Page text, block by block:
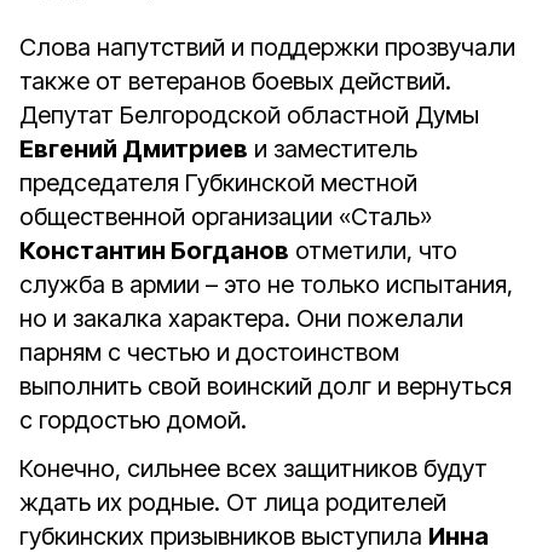
Слова напутствий и поддержки прозвучали
также от ветеранов боевых действий.
Депутат Белгородской областной Думы
Евгений Дмитриев и заместитель
председателя Губкинской местной
общественной организации «Сталь»
Константин Богданов отметили, что
служба в армии – это не только испытания,
но и закалка характера. Они пожелали
парням с честью и достоинством
выполнить свой воинский долг и вернуться
с гордостью домой.
Конечно, сильнее всех защитников будут
ждать их родные. От лица родителей
губкинских призывников выступила Инна